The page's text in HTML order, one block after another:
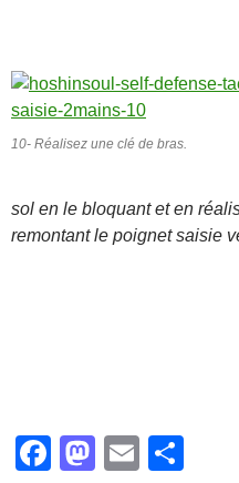
10- Réalisez une clé de bras.
sol en le bloquant et en
remontant le poignet saisie
F
M
E